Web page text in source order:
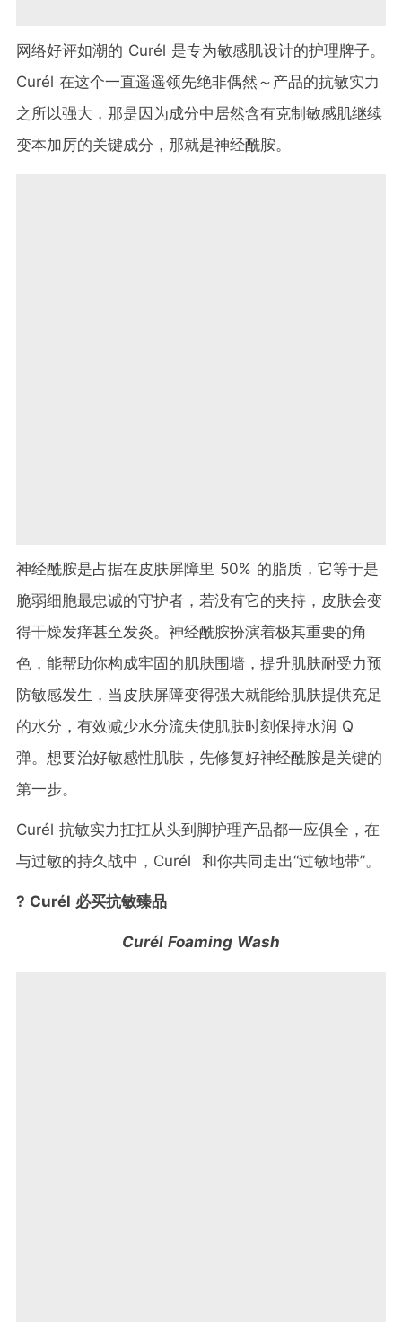
网络好评如潮的 Curél 是专为敏感肌设计的护理牌子。
Curél 在这个一直遥遥领先绝非偶然～产品的抗敏实力
之所以强大，那是因为成分中居然含有克制敏感肌继续
变本加厉的关键成分，那就是神经酰胺。
神经酰胺是占据在皮肤屏障里 50% 的脂质，它等于是
脆弱细胞最忠诚的守护者，若没有它的夹持，皮肤会变
得干燥发痒甚至发炎。 神经酰胺扮演着极其重要的角
色，能帮助你构成牢固的肌肤围墙，提升肌肤耐受力预
防敏感发生，当皮肤屏障变得强大就能给肌肤提供充足
的水分，有效减少水分流失使肌肤时刻保持水润 Q
弹。 想要治好敏感性肌肤，先修复好神经酰胺是关键的
第一步。
Curél 抗敏实力扛扛从头到脚护理产品都一应俱全， 在
与过敏的持久战中， Curél 和你共同走出“过敏地带”。
? Curél 必买抗敏臻品
Curél Foaming Wash